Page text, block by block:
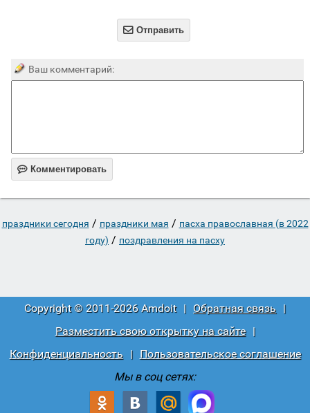
 Отправить
Ваш комментарий:
 Комментировать
праздники сегодня / праздники мая / пасха православная (в 2022
году) / поздравления на пасху
Copyright © 2011-2026 Amdoit | Обратная связь |
Разместить свою открытку на сайте
|
Конфиденциальность
|
Пользовательское соглашение
Мы в соц сетях: